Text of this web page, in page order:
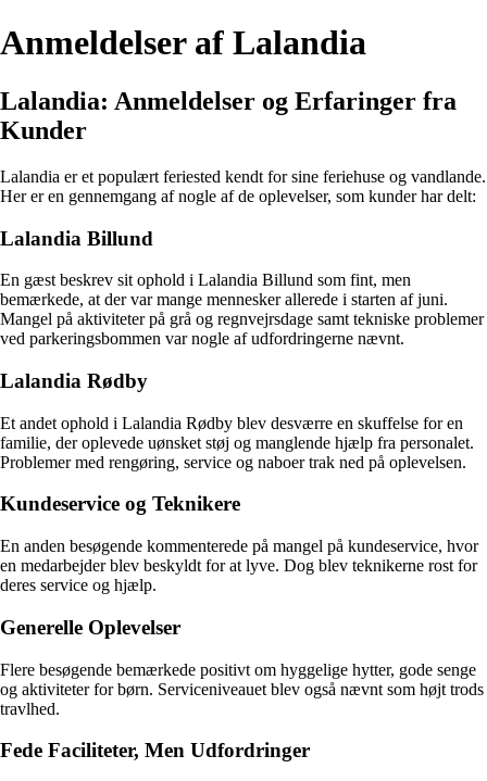
Anmeldelser af Lalandia
Lalandia: Anmeldelser og Erfaringer fra
Kunder
Lalandia er et populært feriested kendt for sine feriehuse og vandlande.
Her er en gennemgang af nogle af de oplevelser, som kunder har delt:
Lalandia Billund
En gæst beskrev sit ophold i Lalandia Billund som fint, men
bemærkede, at der var mange mennesker allerede i starten af juni.
Mangel på aktiviteter på grå og regnvejrsdage samt tekniske problemer
ved parkeringsbommen var nogle af udfordringerne nævnt.
Lalandia Rødby
Et andet ophold i Lalandia Rødby blev desværre en skuffelse for en
familie, der oplevede uønsket støj og manglende hjælp fra personalet.
Problemer med rengøring, service og naboer trak ned på oplevelsen.
Kundeservice og Teknikere
En anden besøgende kommenterede på mangel på kundeservice, hvor
en medarbejder blev beskyldt for at lyve. Dog blev teknikerne rost for
deres service og hjælp.
Generelle Oplevelser
Flere besøgende bemærkede positivt om hyggelige hytter, gode senge
og aktiviteter for børn. Serviceniveauet blev også nævnt som højt trods
travlhed.
Fede Faciliteter, Men Udfordringer